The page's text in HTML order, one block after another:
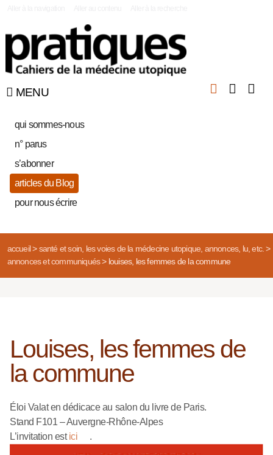
MENU
qui sommes-nous
n° parus
s’abonner
articles du Blog
pour nous écrire
accueil> santé et soin, les voies de la médecine utopique, annonces, lu, etc.>
annonces et communiqués> louises, les femmes de la commune
Louises, les femmes de
la commune
Éloi Valat en dédicace au salon du livre de Paris.
Stand F101 – Auvergne-Rhône-Alpes
L’invitation estici .